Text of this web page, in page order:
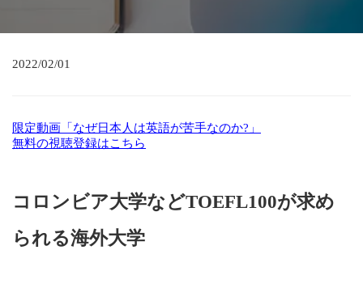
2022/02/01
限定動画「なぜ日本人は英語が苦手なのか?」
無料の視聴登録はこちら
コロンビア大学などTOEFL100が求め
られる海外大学